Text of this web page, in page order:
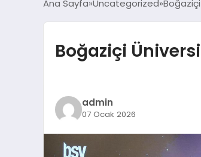
Ana Sayfa Uncategorized Boğaziçi
Boğaziçi
admin
07 Ocak 2026